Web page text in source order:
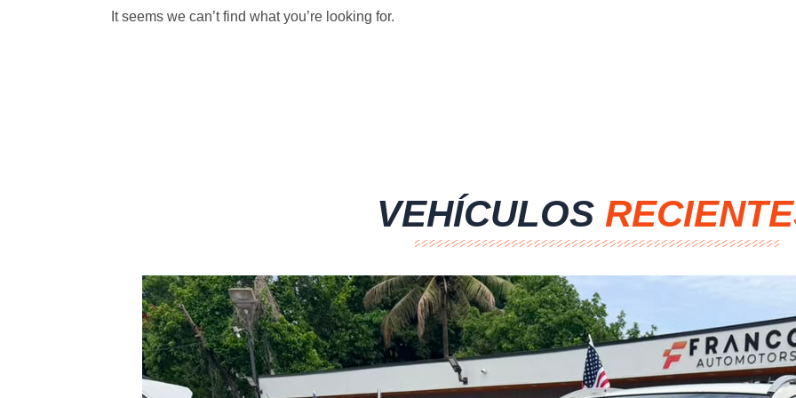
It seems we can’t find what you’re looking for.
VEHÍCULOS